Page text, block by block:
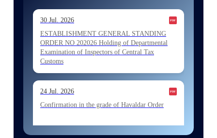
30 Jul. 2026
ESTABLISHMENT GENERAL STANDING
ORDER NO 202026 Holding of Departmental
Examination of Inspectors of Central Tax
Customs
24 Jul. 2026
Confirmation in the grade of Havaldar Order